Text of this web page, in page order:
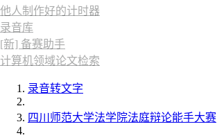
他人制作好的计时器
录音库
[新] 备赛助手
计算机领域论文检索
录音转文字
四川师范大学法学院法庭辩论能手大赛